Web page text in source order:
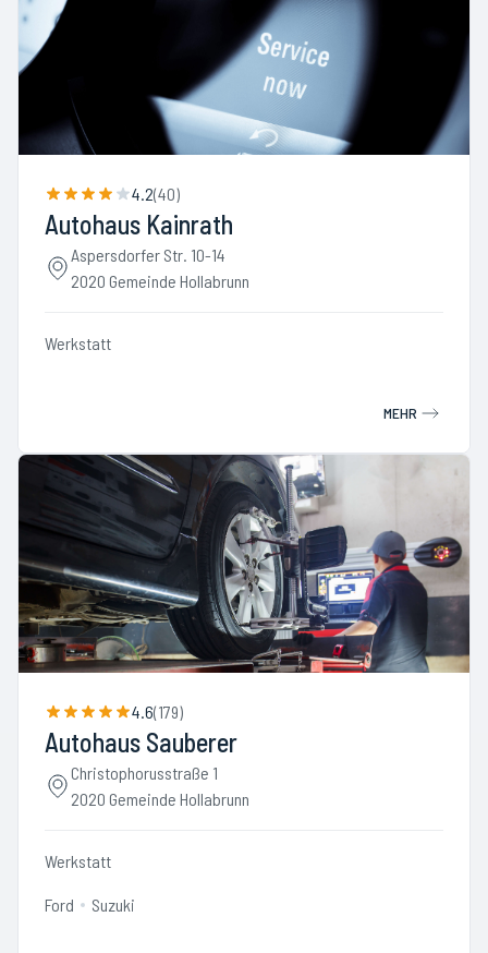
4.2(40)
Autohaus Kainrath
Aspersdorfer Str. 10-14
2020 Gemeinde Hollabrunn
Werkstatt
MEHR
4.6(179)
Autohaus Sauberer
Christophorusstraße 1
2020 Gemeinde Hollabrunn
Werkstatt
Ford Suzuki